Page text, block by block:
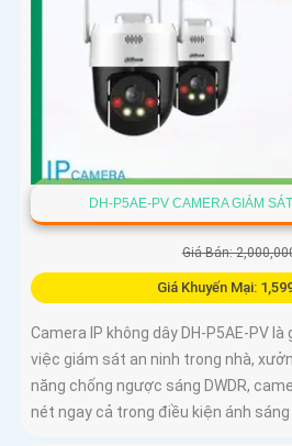
DH-P5AE-PV CAMERA GIÁM
Giá Bán:
Giá Khuyến Mại:
Camera IP không dây DH-P5AE-PV
việc giám sát an ninh trong nhà,
năng chống ngược sáng DWDR,
nét ngay cả trong điều kiện ánh sáng